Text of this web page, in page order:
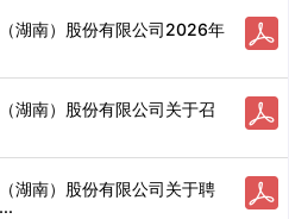
湖南）股份有限公司2026年
湖南）股份有限公司关于召
湖南）股份有限公司关于聘